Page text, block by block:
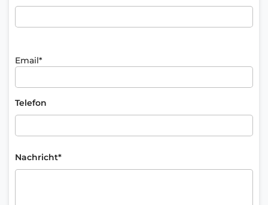
Email*
Telefon
Nachricht*